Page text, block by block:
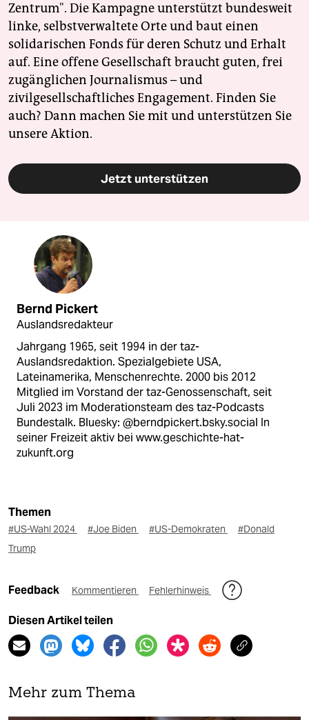
Zentrum". Die Kampagne unterstützt bundesweit
linke, selbstverwaltete Orte und baut einen
solidarischen Fonds für deren Schutz und Erhalt
auf. Eine offene Gesellschaft braucht guten, frei
zugänglichen Journalismus – und
zivilgesellschaftliches Engagement. Finden Sie
auch? Dann machen Sie mit und unterstützen Sie
unsere Aktion.
Jetzt unterstützen
Bernd Pickert
Auslandsredakteur
Jahrgang 1965, seit 1994 in der taz-
Auslandsredaktion. Spezialgebiete USA,
Lateinamerika, Menschenrechte. 2000 bis 2012
Mitglied im Vorstand der taz-Genossenschaft, seit
Juli 2023 im Moderationsteam des taz-Podcasts
Bundestalk. Bluesky: @berndpickert.bsky.social In
seiner Freizeit aktiv bei www.geschichte-hat-
zukunft.org
Themen
#US-Wahl 2024 #Joe Biden #US-Demokraten
#Donald
Trump
Feedback Kommentieren Fehlerhinweis
Diesen Artikel teilen
Mehr zum Thema